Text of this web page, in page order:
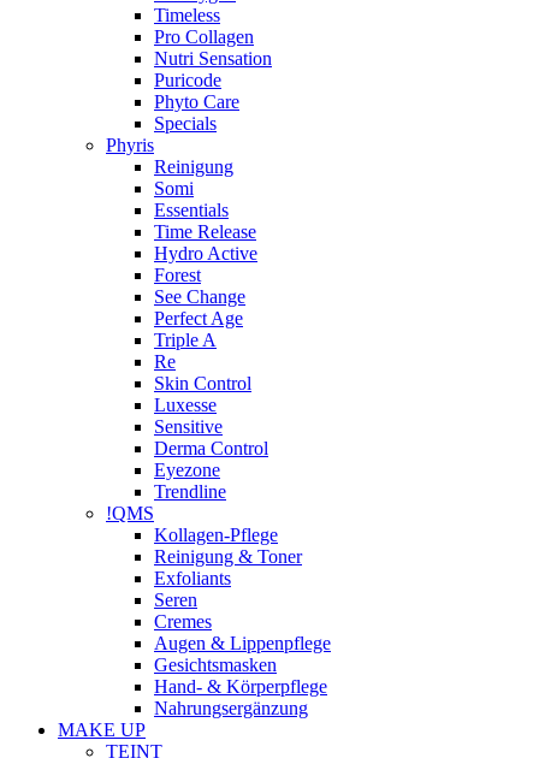
Timeless
Pro Collagen
Nutri Sensation
Puricode
Phyto Care
Specials
Phyris
Reinigung
Somi
Essentials
Time Release
Hydro Active
Forest
See Change
Perfect Age
Triple A
Re
Skin Control
Luxesse
Sensitive
Derma Control
Eyezone
Trendline
!QMS
Kollagen-Pflege
Reinigung & Toner
Exfoliants
Seren
Cremes
Augen & Lippenpflege
Gesichtsmasken
Hand- & Körperpflege
Nahrungsergänzung
MAKE UP
TEINT